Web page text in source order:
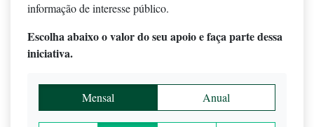
informação de interesse público.
Escolha abaixo o valor do seu apoio e faça parte dessa
iniciativa.
Mensal Anual